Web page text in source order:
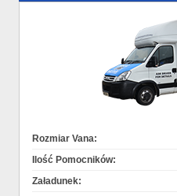
Rozmiar Vana:
Ilość Pomocników:
Załadunek: